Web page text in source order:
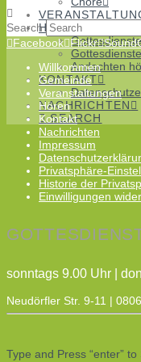
HÖREN
Andachten
KONTAKT
NACHRICHTEN
SEARCH
Search
Facebook Flickr
Willkommen
Gemeinde
Veranstaltungen
Hören
Kontakt
Nachrichten
Impressum
Privatsphäre-
Historie der
Einwilligungen
sonntags 9.00 Uhr |
Neudörfler Str. 9-11 |
Type and Press “enter” to